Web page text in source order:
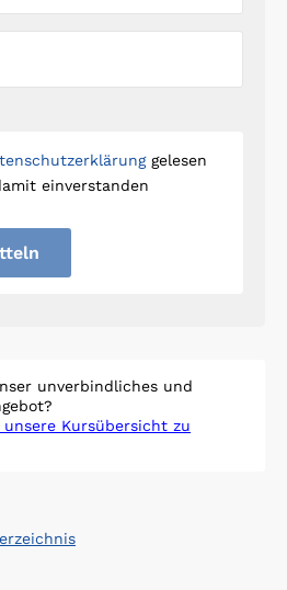
gelesen
einverstanden
unverbindliches und
Kursübersicht zu